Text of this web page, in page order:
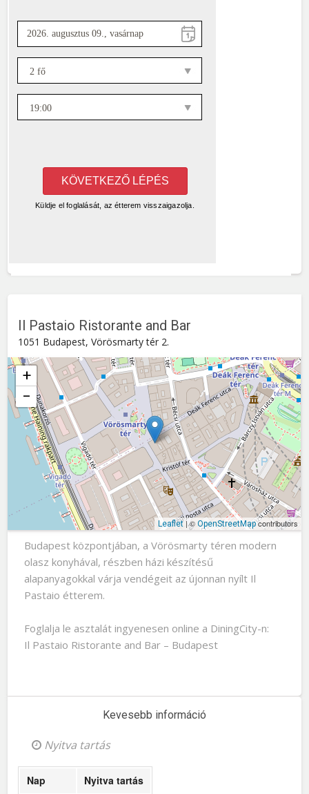
Il Pastaio Ristorante and Bar
1051 Budapest, Vörösmarty tér 2.
+
−
Leaflet| © OpenStreetMapcontributors
Il Pastaio Ristorante and Bar
Vörösmarty tér 2. , 1051Budapest
Budapest központjában, a Vörösmarty téren modern
olasz konyhával, részben házi készítésű
alapanyagokkal várja vendégeit az újonnan nyílt Il
Pastaio étterem.
Foglalja le asztalát ingyenesen online a DiningCity-n:
Il Pastaio Ristorante and Bar – Budapest
Kevesebb információ
Nyitva tartás
Nap
Nyitva tartás